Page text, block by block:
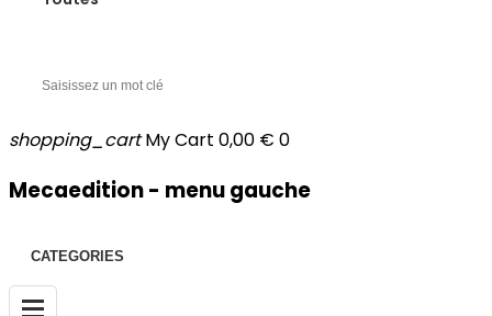
shopping_cart My Cart 0,00 € 0
Mecaedition - menu gauche
CATEGORIES